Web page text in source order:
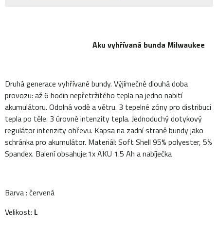
Aku vyhřívaná bunda Milwaukee
Druhá generace vyhřívané bundy. Výjímečně dlouhá doba
provozu: až 6 hodin nepřetržitého tepla na jedno nabití
akumulátoru. Odolná vodě a větru. 3 tepelné zóny pro distribuci
tepla po těle. 3 úrovně intenzity tepla. Jednoduchý dotykový
regulátor intenzity ohřevu. Kapsa na zadní straně bundy jako
schránka pro akumulátor. Materiál: Soft Shell 95% polyester, 5%
Spandex. Balení obsahuje:1x AKU 1.5 Ah a nabíječka
Barva : červená
Velikost: L